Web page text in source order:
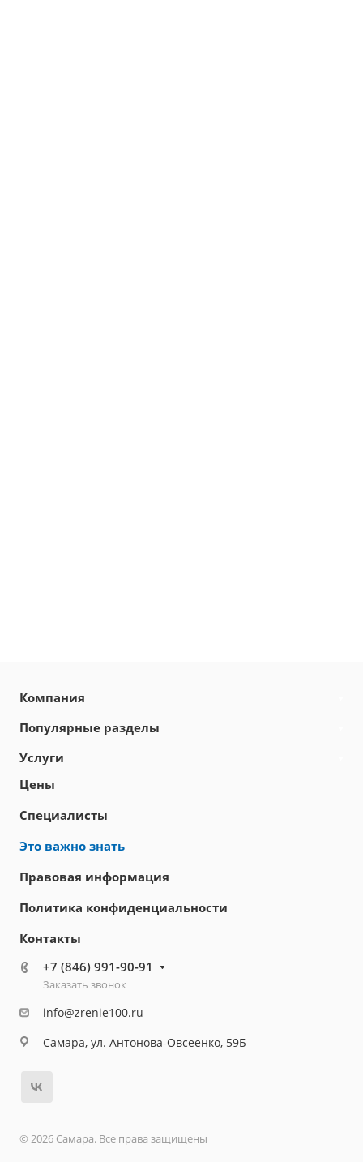
Компания
Популярные разделы
Услуги
Цены
Специалисты
Это важно знать
Правовая информация
Политика конфиденциальности
Контакты
+7 (846) 991-90-91
Заказать звонок
info@zrenie100.ru
Самара, ул. Антонова-Овсеенко, 59Б
© 2026 Самара. Все права защищены